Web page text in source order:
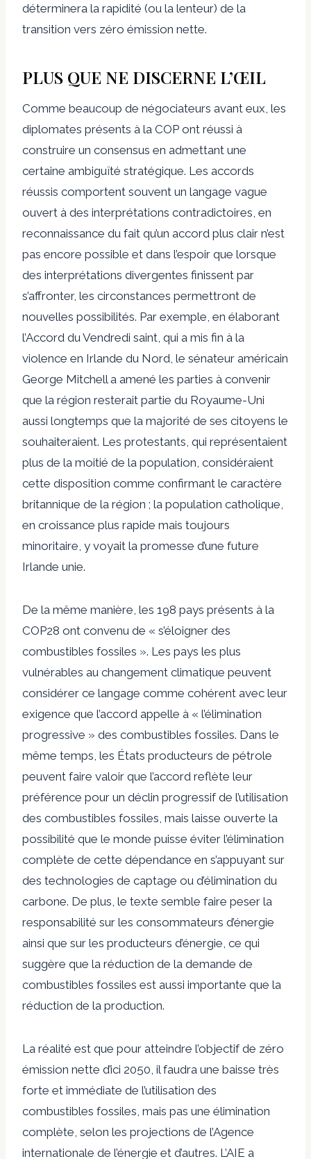
déterminera la rapidité (ou la lenteur) de la
transition vers zéro émission nette.
PLUS QUE NE DISCERNE L’ŒIL
Comme beaucoup de négociateurs avant eux, les
diplomates présents à la COP ont réussi à
construire un consensus en admettant une
certaine ambiguïté stratégique. Les accords
réussis comportent souvent un langage vague
ouvert à des interprétations contradictoires, en
reconnaissance du fait qu’un accord plus clair n’est
pas encore possible et dans l’espoir que lorsque
des interprétations divergentes finissent par
s’affronter, les circonstances permettront de
nouvelles possibilités. Par exemple, en élaborant
l’Accord du Vendredi saint, qui a mis fin à la
violence en Irlande du Nord, le sénateur américain
George Mitchell a amené les parties à convenir
que la région resterait partie du Royaume-Uni
aussi longtemps que la majorité de ses citoyens le
souhaiteraient. Les protestants, qui représentaient
plus de la moitié de la population, considéraient
cette disposition comme confirmant le caractère
britannique de la région ; la population catholique,
en croissance plus rapide mais toujours
minoritaire, y voyait la promesse d’une future
Irlande unie.
De la même manière, les 198 pays présents à la
COP28 ont convenu de « s’éloigner des
combustibles fossiles ». Les pays les plus
vulnérables au changement climatique peuvent
considérer ce langage comme cohérent avec leur
exigence que l’accord appelle à « l’élimination
progressive » des combustibles fossiles. Dans le
même temps, les États producteurs de pétrole
peuvent faire valoir que l’accord reflète leur
préférence pour un déclin progressif de l’utilisation
des combustibles fossiles, mais laisse ouverte la
possibilité que le monde puisse éviter l’élimination
complète de cette dépendance en s’appuyant sur
des technologies de captage ou d’élimination du
carbone. De plus, le texte semble faire peser la
responsabilité sur les consommateurs d’énergie
ainsi que sur les producteurs d’énergie, ce qui
suggère que la réduction de la demande de
combustibles fossiles est aussi importante que la
réduction de la production.
La réalité est que pour atteindre l’objectif de zéro
émission nette d’ici 2050, il faudra une baisse très
forte et immédiate de l’utilisation des
combustibles fossiles, mais pas une élimination
complète, selon les projections de l’Agence
internationale de l’énergie et d’autres. L’AIE a